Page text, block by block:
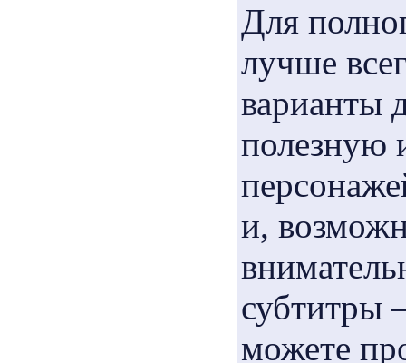
Для
лучше
варианты
полезную
и,
субтитры
можете